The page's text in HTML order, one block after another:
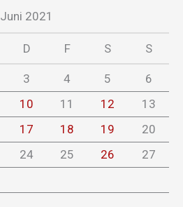
Juni 2021
D F S S
3 4 5
6
10 11 12
13
17 18 19
20
24 25 26
27